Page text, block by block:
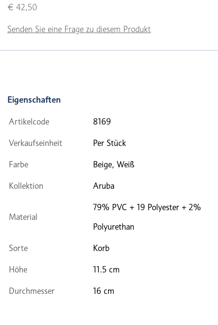
€ 42,50
Senden Sie eine Frage zu diesem Produkt
Eigenschaften
Artikelcode 8169
Verkaufseinheit Per Stück
Farbe Beige, Weiß
Kollektion Aruba
Material
79% PVC + 19 Polyester + 2%
Polyurethan
Sorte Korb
Höhe 11.5 cm
Durchmesser 16 cm